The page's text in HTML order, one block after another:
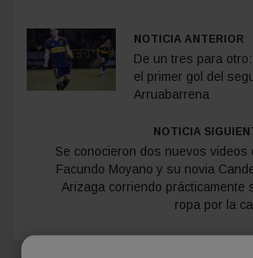
NOTICIA ANTERIOR
De un tres para
el primer gol del
Arruabarrena
NOTICIA
Se conocieron dos nuevos videos
Facundo Moyano y su novia
Arizaga corriendo prácticamente
ropa por la